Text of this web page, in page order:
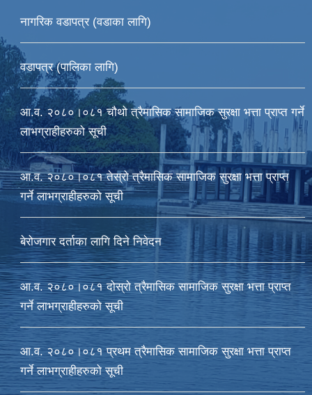
नागरिक वडापत्र (वडाका लागि)
वडापत्र (पालिका लागि)
आ‍.व. २०८०।०८१ चौथो त्रैमासिक सामाजिक सुरक्षा भत्ता प्राप्त गर्ने
लाभग्राहीहरुको सूची
आ‍.व. २०८०।०८१ तेस्रो त्रैमासिक सामाजिक सुरक्षा भत्ता प्राप्त
गर्ने लाभग्राहीहरुको सूची
बेरोजगार दर्ताका लागि दिने निवेदन
आ.व. २०८०।०८१ दोस्रो त्रैमासिक सामाजिक सुरक्षा भत्ता प्राप्त
गर्ने लाभग्राहीहरुको सूची
आ‍.व. २०८०।०८१ प्रथम त्रैमासिक सामाजिक सुरक्षा भत्ता प्राप्त
गर्ने लाभग्राहीहरुको सूची